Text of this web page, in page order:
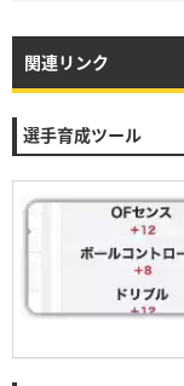
関連リンク
選手育成ツール